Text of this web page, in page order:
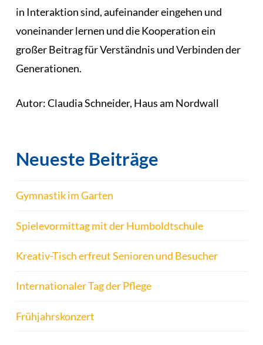
in Interaktion sind, aufeinander eingehen und
voneinander lernen und die Kooperation ein
großer Beitrag für Verständnis und Verbinden der
Generationen.
Autor: Claudia Schneider, Haus am Nordwall
Neueste Beiträge
Gymnastik im Garten
Spielevormittag mit der Humboldtschule
Kreativ-Tisch erfreut Senioren und Besucher
Internationaler Tag der Pflege
Frühjahrskonzert